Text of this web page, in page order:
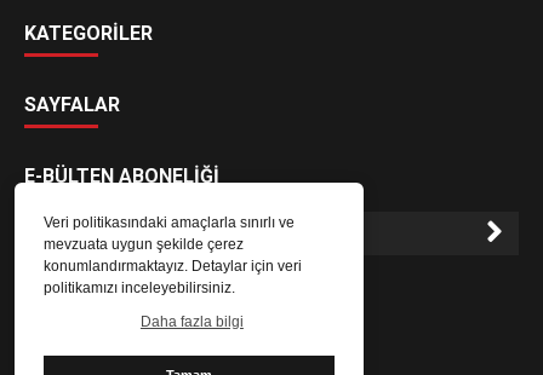
Veri politikasındaki amaçlarla sınırlı ve
mevzuata uygun şekilde çerez
konumlandırmaktayız. Detaylar için veri
politikamızı inceleyebilirsiniz.
Daha fazla bilgi
KATEGORİLER
SAYFALAR
E-BÜLTEN ABONELİĞİ
E-Bülten aboneliği ile haberlere daha hızlı erişin.